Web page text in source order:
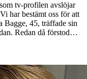
tv-profilen avslöjar
har bestämt oss för att
Bagge, 45, träffade sin
Redan då förstod…